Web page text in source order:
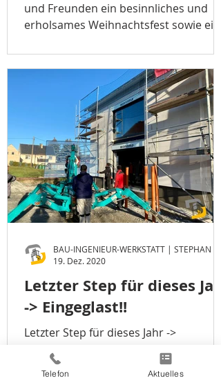
und Freunden ein besinnliches und
erholsames Weihnachtsfest sowie ein
Letzter Step für dieses Jahr
-> Eingeglast!!
Letzter Step für dieses Jahr ->
Eingeglast!! Am Freitag den 18.12.2020
wurde noch, kurz vor Weihnachten,
19. Dez. 2020
Telefon Aktuelles